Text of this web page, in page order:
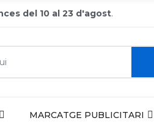
del 10 al 23 d'agost.
MARCATGE PUBLICITARI